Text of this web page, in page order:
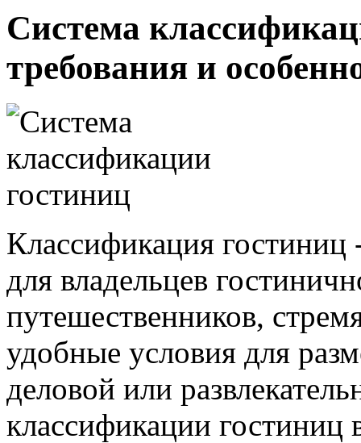
Система
требования и
Классификация гостиниц
для владельцев
путешественников,
удобные условия для
деловой или
классификации гостиниц